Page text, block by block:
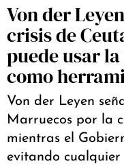
Von der
crisis de
puede usar
como
Von der Leyen
Marruecos por la
mientras el
evitando